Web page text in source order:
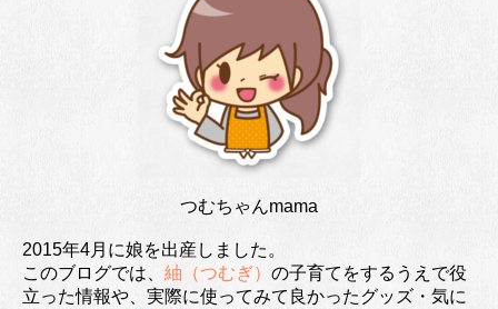
つむちゃんmama
2015年4月に娘を出産しました。
このブログでは、 紬（つむぎ） の子育てをするうえで役
立った情報や、実際に使ってみて良かったグッズ・気に